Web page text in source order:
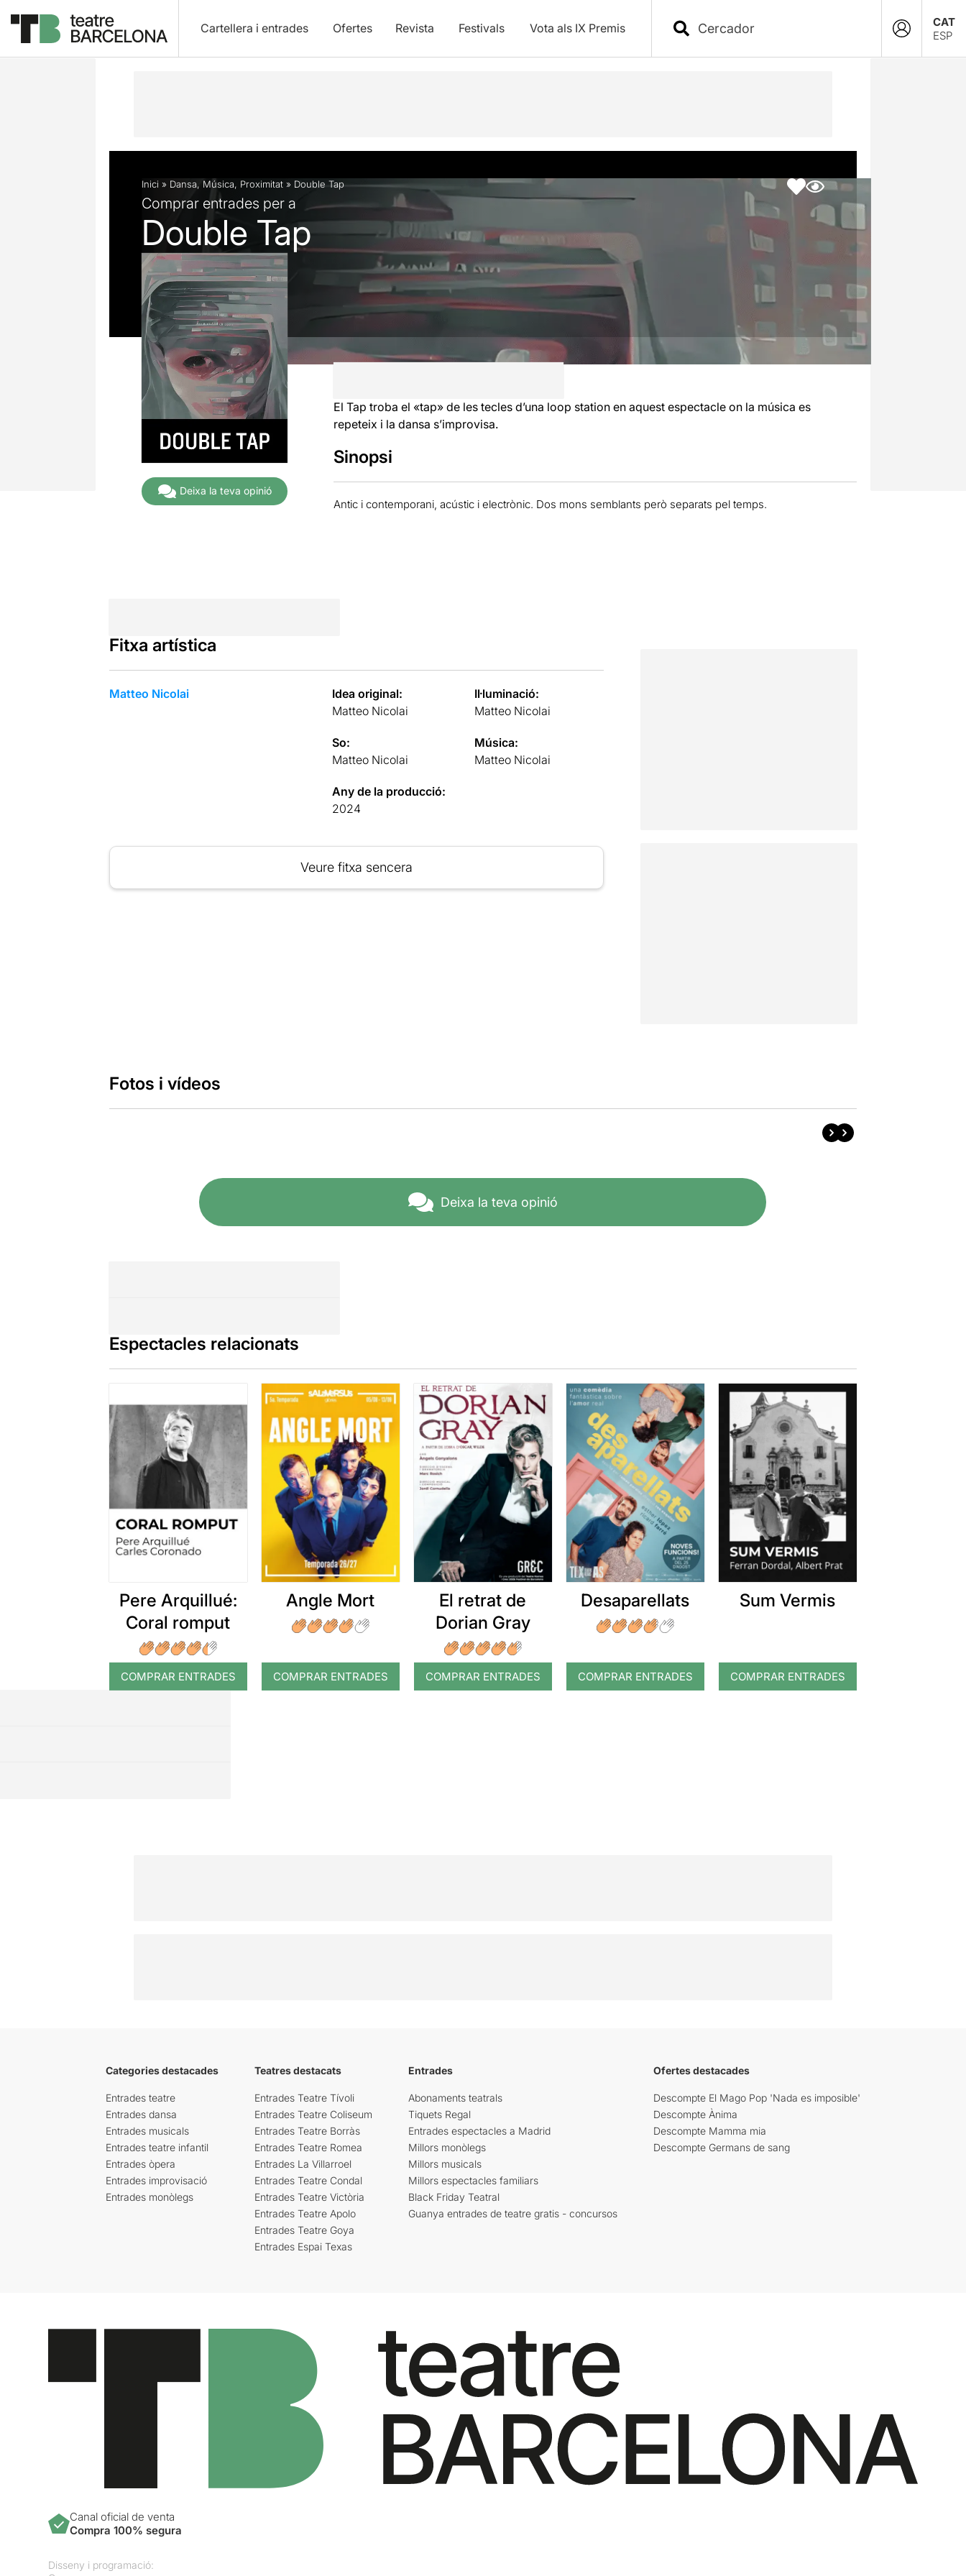
Cartellera i entrades Ofertes Revista Festivals Vota als IX Premis
CAT
ESP
Descripció Fitxa artística Fotos i vídeos
Inici » Dansa, Música, Proximitat » Double Tap
Comprar entrades per a
Double Tap
Deixa la teva opinió
El Tap troba el «tap» de les tecles d’una loop station en aquest espectacle on la música es
repeteix i la dansa s’improvisa.
Sinopsi
Antic i contemporani, acústic i electrònic. Dos mons semblants però separats pel temps.
Fitxa artística
Matteo Nicolai
Idea original:
Matteo Nicolai
Il·luminació:
Matteo Nicolai
So:
Matteo Nicolai
Música:
Matteo Nicolai
Any de la producció:
2024
Veure fitxa sencera
Fotos i vídeos
Deixa la teva opinió
Espectacles relacionats
Pere Arquillué:
Coral romput
COMPRAR ENTRADES
Angle Mort
COMPRAR ENTRADES
El retrat de
Dorian Gray
COMPRAR ENTRADES
Desaparellats
COMPRAR ENTRADES
Sum Vermis
COMPRAR ENTRADES
Categories destacades
Entrades teatre
Entrades dansa
Entrades musicals
Entrades teatre infantil
Entrades òpera
Entrades improvisació
Entrades monòlegs
Teatres destacats
Entrades Teatre Tívoli
Entrades Teatre Coliseum
Entrades Teatre Borràs
Entrades Teatre Romea
Entrades La Villarroel
Entrades Teatre Condal
Entrades Teatre Victòria
Entrades Teatre Apolo
Entrades Teatre Goya
Entrades Espai Texas
Entrades
Abonaments teatrals
Tiquets Regal
Entrades espectacles a Madrid
Millors monòlegs
Millors musicals
Millors espectacles familiars
Black Friday Teatral
Guanya entrades de teatre gratis - concursos
Ofertes destacades
Descompte El Mago Pop 'Nada es imposible'
Descompte Ànima
Descompte Mamma mia
Descompte Germans de sang
Canal oficial de venta
Compra 100% segura
Disseny i programació: